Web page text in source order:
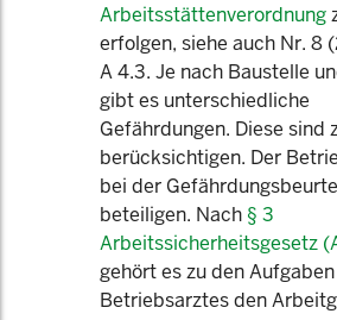
Arbeitsstättenverordnung
erfolgen, siehe auch Nr. 8
A 4.3. Je nach Baustelle
gibt es unterschiedliche
Gefährdungen. Diese sind
berücksichtigen. Der
bei der
beteiligen. Nach § 3
Arbeitssicherheitsgesetz
gehört es zu den
Betriebsarztes den